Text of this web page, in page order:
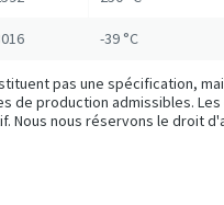
-39 °C
pas une spécification,
production admissibles.
Nous nous réservons le droit